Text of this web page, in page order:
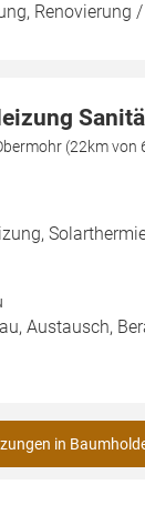
Renovierung
(22km von
Austausch,
in